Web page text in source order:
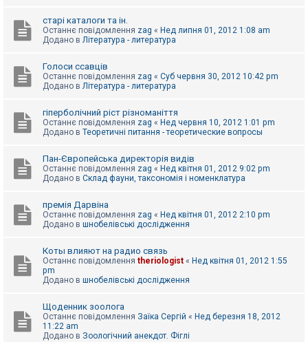
старі каталоги та ін.
Останнє повідомлення zag « Нед липня 01, 2012 1:08 am
Додано в Література - литература
Голоси ссавців
Останнє повідомлення zag « Суб червня 30, 2012 10:42 pm
Додано в Література - литература
гіперболічний ріст різноманіття
Останнє повідомлення zag « Нед червня 10, 2012 1:01 pm
Додано в Теоретичні питання - теоретические вопросы
Пан-Європейська директорія видів
Останнє повідомлення zag « Нед квітня 01, 2012 9:02 pm
Додано в Склад фауни, таксономія і номенклатура
премія Дарвіна
Останнє повідомлення zag « Нед квітня 01, 2012 2:10 pm
Додано в шнобелівські дослідження
Коты влияют на радио связь
Останнє повідомлення theriologist « Нед квітня 01, 2012 1:55
pm
Додано в шнобелівські дослідження
Щоденник зоолога
Останнє повідомлення Заїка Сергій « Нед березня 18, 2012
11:22 am
Додано в Зоологічний анекдот. Фіглі